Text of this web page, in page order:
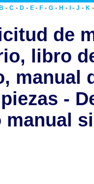
B - C - D - E - F - G - H - - J - K
de
libro
manual
piezas -